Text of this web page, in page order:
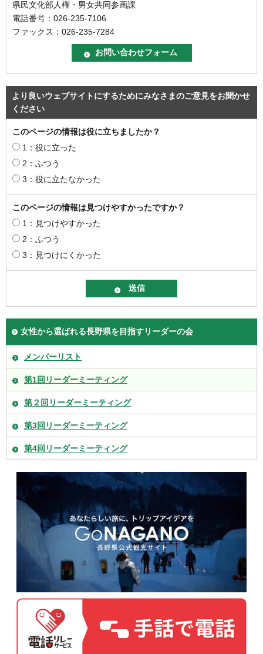
県民文化部人権・男女共同参画課
電話番号：026-235-7106
ファックス：026-235-7284
より良いウェブサイトにするためにみなさまのご意見をお聞かせ
ください
このページの情報は役に立ちましたか？
1：役に立った
2：ふつう
3：役に立たなかった
このページの情報は見つけやすかったですか？
1：見つけやすかった
2：ふつう
3：見つけにくかった
女性から選ばれる長野県を目指すリーダーの会
メンバーリスト
第1回リーダーミーティング
第２回リーダーミーティング
第3回リーダーミーティング
第4回リーダーミーティング